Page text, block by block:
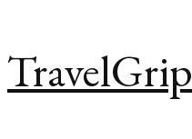
TravelGrip